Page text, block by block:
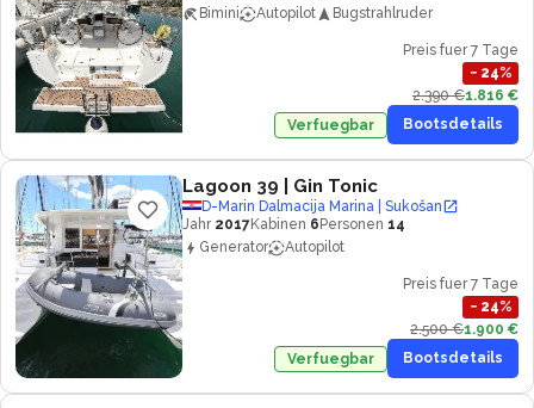
Bimini
Autopilot Bugstrahlruder
Preis fuer 7 Tage
− 24%
2.390 €1.816 €
Verfuegbar
Bootsdetails
Lagoon 39 | Gin Tonic
D-Marin Dalmacija Marina | Sukošan
Jahr 2017Kabinen 6 Personen 14
Generator
Autopilot
Preis fuer 7 Tage
− 24%
2.500 €1.900 €
Verfuegbar
Bootsdetails